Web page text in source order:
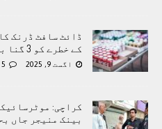
ڈائٹ سافٹ ڈرنک
کے خطرے کو 3 گنا بڑھا سکتا ہے: تحقیق
اگست 9, 2025 5
کراچی:
بینک منیجر جاں